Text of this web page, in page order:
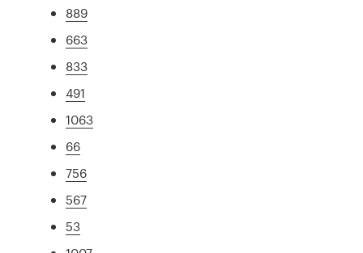
889
663
833
491
1063
66
756
567
53